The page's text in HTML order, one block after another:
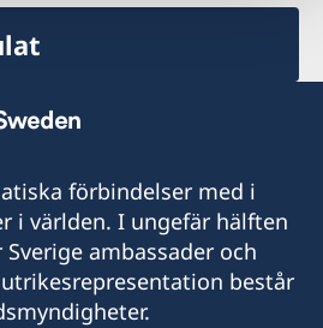
förbindelser med i
i världen. I ungefär hälften
ambassader och
består